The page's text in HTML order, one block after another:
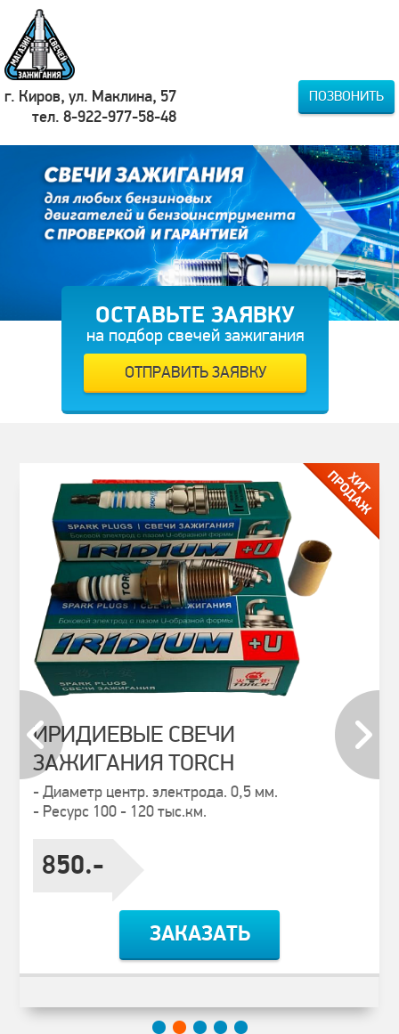
г. Киров, ул. Маклина, 57
тел. 8-922-977-58-48
ПОЗВОНИТЬ
ОСТАВЬТЕ ЗАЯВКУ
на подбор свечей зажигания
ИРИДИЕВЫЕ СВЕЧИ
ЗАЖИГАНИЯ TORCH
- Диаметр центр. электрода. 0,5 мм.
- Ресурс 100 - 120 тыс.км.
850.-
ЗАКАЗАТЬ
prev